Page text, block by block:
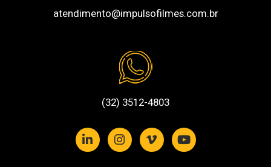
atendimento@impulsofilmes.com.br
(32) 3512-4803